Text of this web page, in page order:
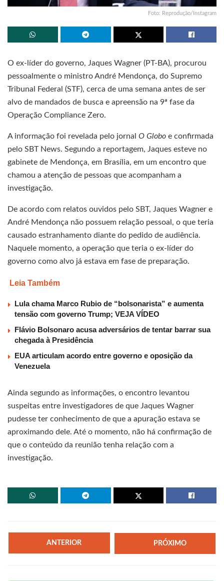
Foto: Reprodução/Instagram
O ex-líder do governo, Jaques Wagner (PT-BA), procurou
pessoalmente o ministro André Mendonça, do Supremo
Tribunal Federal (STF), cerca de uma semana antes de ser
alvo de mandados de busca e apreensão na 9ª fase da
Operação Compliance Zero.
A informação foi revelada pelo jornal O Globo e confirmada
pelo SBT News. Segundo a reportagem, Jaques esteve no
gabinete de Mendonça, em Brasília, em um encontro que
chamou a atenção de pessoas que acompanham a
investigação.
De acordo com relatos ouvidos pelo SBT, Jaques Wagner e
André Mendonça não possuem relação pessoal, o que teria
causado estranhamento diante do pedido de audiência.
Naquele momento, a operação que teria o ex-líder do
governo como alvo já estava em fase de preparação.
Leia Também
Lula chama Marco Rubio de “bolsonarista” e aumenta
tensão com governo Trump; VEJA VÍDEO
Flávio Bolsonaro acusa adversários de tentar barrar sua
chegada à Presidência
EUA articulam acordo entre governo e oposição da
Venezuela
Ainda segundo as informações, o encontro levantou
suspeitas entre investigadores de que Jaques Wagner
pudesse ter conhecimento de que a apuração estava se
aproximando dele. Até o momento, não há confirmação de
que o conteúdo da reunião tenha relação com a
investigação.
ANTERIOR PRÓXIMO